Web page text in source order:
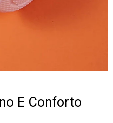
E Conforto